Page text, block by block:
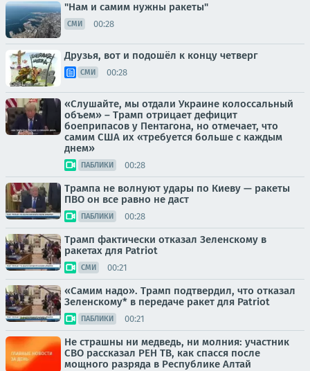
"Нам и самим нужны ракеты"
СМИ 00:28
Друзья, вот и подошёл к концу четверг
СМИ 00:28
«Слушайте, мы отдали Украине колоссальный
объем» – Трамп отрицает дефицит
боеприпасов у Пентагона, но отмечает, что
самим США их «требуется больше с каждым
днем»
ПАБЛИКИ 00:28
Трампа не волнуют удары по Киеву — ракеты
ПВО он все равно не даст
ПАБЛИКИ 00:28
Трамп фактически отказал Зеленскому в
ракетах для Patriot
СМИ 00:21
«Самим надо». Трамп подтвердил, что отказал
Зеленскому* в передаче ракет для Patriot
ПАБЛИКИ 00:21
Не страшны ни медведь, ни молния: участник
СВО рассказал РЕН ТВ, как спасся после
мощного разряда в Республике Алтай